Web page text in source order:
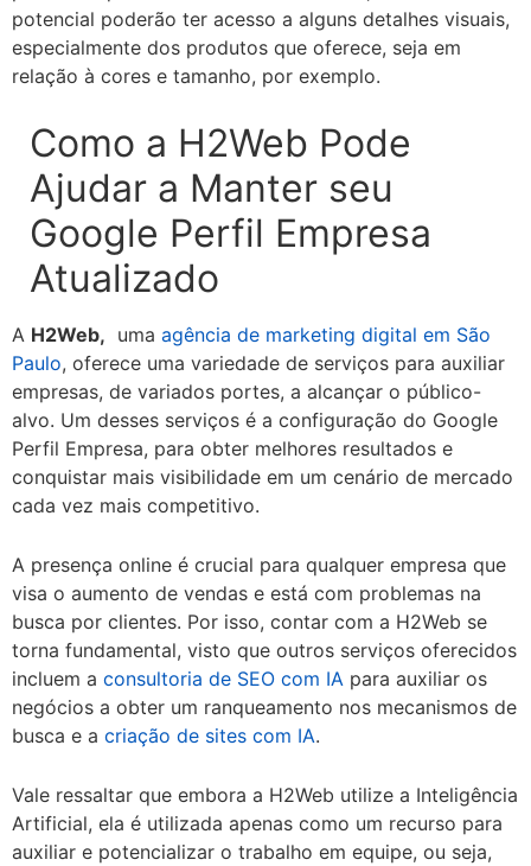
potencial poderão ter acesso a alguns detalhes visuais,
especialmente dos produtos que oferece, seja em
relação à cores e tamanho, por exemplo.
Como a H2Web Pode
Ajudar a Manter seu
Google Perfil Empresa
Atualizado
A H2Web, uma agência de marketing digital em São
Paulo, oferece uma variedade de serviços para auxiliar
empresas, de variados portes, a alcançar o público-
alvo. Um desses serviços é a configuração do Google
Perfil Empresa, para obter melhores resultados e
conquistar mais visibilidade em um cenário de mercado
cada vez mais competitivo.
A presença online é crucial para qualquer empresa que
visa o aumento de vendas e está com problemas na
busca por clientes. Por isso, contar com a H2Web se
torna fundamental, visto que outros serviços oferecidos
incluem a consultoria de SEO com IA para auxiliar os
negócios a obter um ranqueamento nos mecanismos de
busca e a criação de sites com IA.
Vale ressaltar que embora a H2Web utilize a Inteligência
Artificial, ela é utilizada apenas como um recurso para
auxiliar e potencializar o trabalho em equipe, ou seja,